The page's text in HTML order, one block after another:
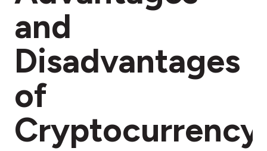
and
Disadvantages
of
Cryptocurrency